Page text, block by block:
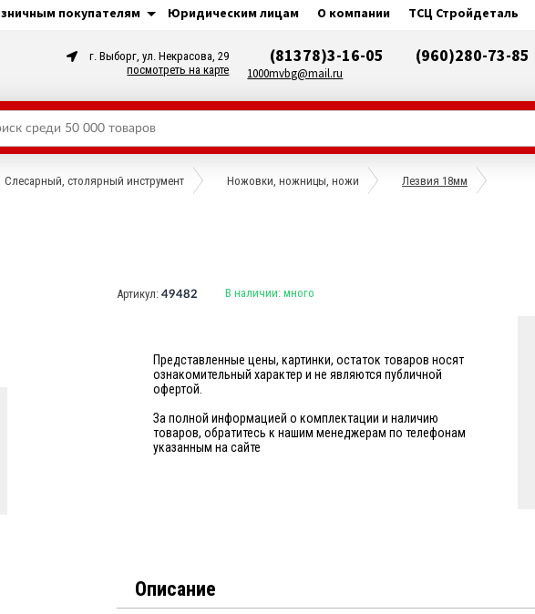
покупателям Юридическим лицам О компании ТСЦ Стройдеталь
г. Выборг, ул. Некрасова, 29
посмотреть на карте
(81378)3-16-05 (960)280-73-85
1000mvbg@mail.ru
Слесарный, столярный инструмент Ножовки, ножницы, ножи Лезвия 18мм
Артикул: 49482 В наличии: много
Представленные цены, картинки, остаток товаров носят
ознакомительный характер и не являются публичной
офертой.
За полной информацией о комплектации и наличию
товаров, обратитесь к нашим менеджерам по телефонам
указанным на сайте
Описание